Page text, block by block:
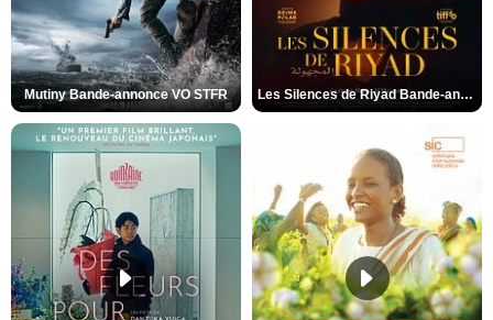
Mutiny Bande-annonce VO STFR Les Silences de Riyad Bande-annonce VO STFR